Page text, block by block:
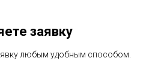
заявку
любым удобным способом.